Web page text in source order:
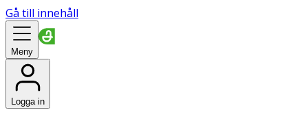
Gå till innehåll
Meny
Logga in